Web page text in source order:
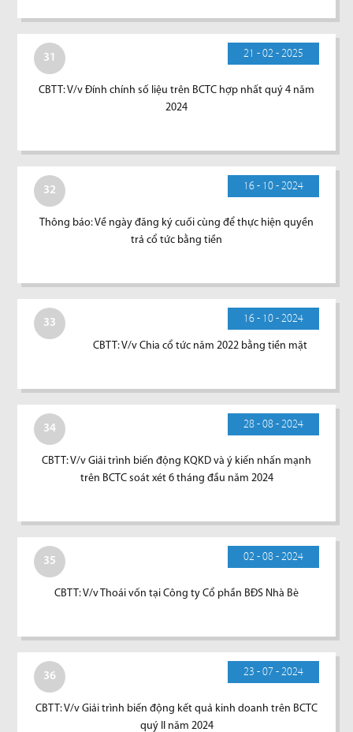
31 21 - 02 - 2025
CBTT: V/v Đính chính số liệu trên BCTC hợp nhất quý 4 năm
2024
32 16 - 10 - 2024
Thông báo: Về ngày đăng ký cuối cùng để thực hiện quyền
trả cổ tức bằng tiền
33 16 - 10 - 2024
CBTT: V/v Chia cổ tức năm 2022 bằng tiền mặt
34 28 - 08 - 2024
CBTT: V/v Giải trình biến động KQKD và ý kiến nhấn mạnh
trên BCTC soát xét 6 tháng đầu năm 2024
35 02 - 08 - 2024
CBTT: V/v Thoái vốn tại Công ty Cổ phần BĐS Nhà Bè
36 23 - 07 - 2024
CBTT: V/v Giải trình biến động kết quả kinh doanh trên BCTC
quý II năm 2024